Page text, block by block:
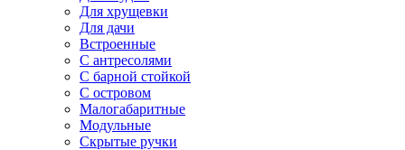
Для хрущевки
Для дачи
Встроенные
С антресолями
С барной стойкой
С островом
Малогабаритные
Модульные
Скрытые ручки